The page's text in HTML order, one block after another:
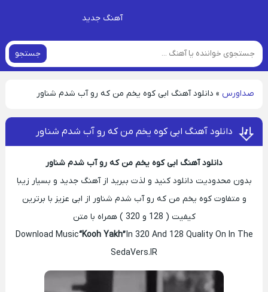
آهنگ جدید
جستجو
صداورس » دانلود آهنگ ابی کوه یخم من که رو آب شدم شناور
دانلود آهنگ ابی کوه یخم من که رو آب شدم شناور
دانلود آهنگ ابی کوه یخم من که رو آب شدم شناور
بدون محدودیت دانلود کنید و لذت ببرید از آهنگ جدید و بسیار زیبا
و متفاوت کوه یخم من که رو آب شدم شناور از ابی عزیز با برترین
کیفیت ( 128 و 320 ) همراه با متن
Download Music“Kooh Yakh”In 320 And 128 Quality On In The
SedaVers.IR